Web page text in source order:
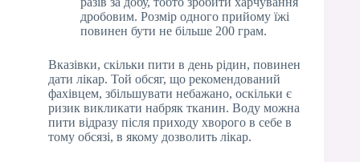
дробовим. Розмір одного прийому їжі
повинен бути не більше 200 грам.
Вказівки, скільки пити в день рідин, повинен
дати лікар. Той обсяг, що рекомендований
фахівцем, збільшувати небажано, оскільки є
ризик викликати набряк тканин. Воду можна
пити відразу після приходу хворого в себе в
тому обсязі, в якому дозволить лікар.